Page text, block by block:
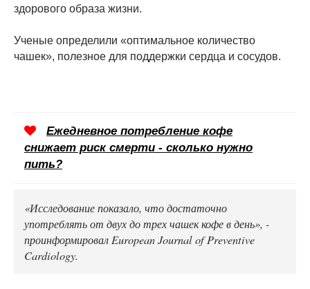
здорового образа жизни.
Ученые определили «оптимальное количество
чашек», полезное для поддержки сердца и сосудов.
Ежедневное потребление кофе
снижает риск смерти - сколько нужно
пить?
«Исследование показало, что достаточно
употреблять от двух до трех чашек кофе в день», -
проинформировал European Journal of Preventive
Cardiology.